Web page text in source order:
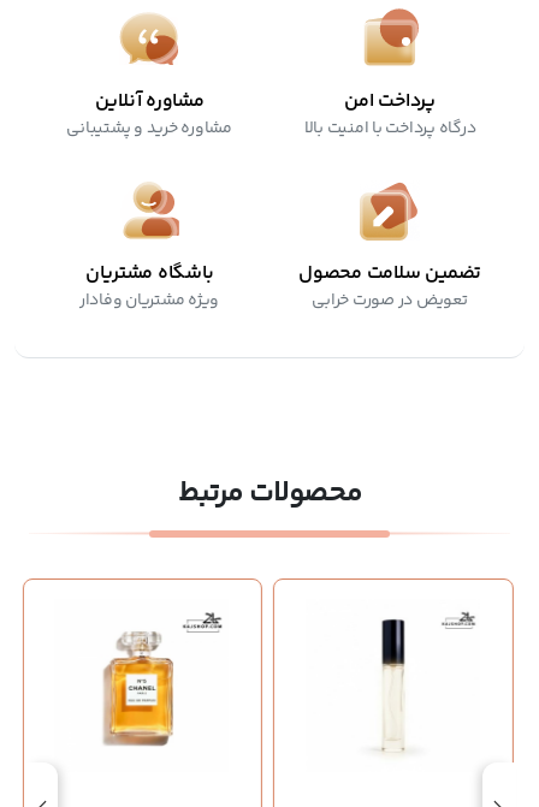
پرداخت امن
درگاه پرداخت با امنیت بالا
مشاوره آنلاین
مشاوره خرید و پشتیبانی
تضمین سلامت محصول
تعویض در صورت خرابی
باشگاه مشتریان
ویژه مشتریان وفادار
محصولات مرتبط